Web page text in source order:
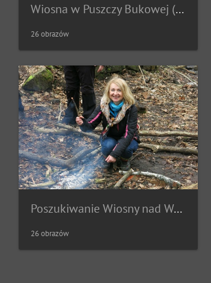
Wiosna w Puszczy Bukowej (09.04.2017)
26 obrazów
Poszukiwanie Wiosny nad Wełtyńską Strugą (2017.03.05)
26 obrazów